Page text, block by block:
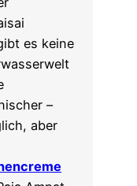
es keine
–
aber